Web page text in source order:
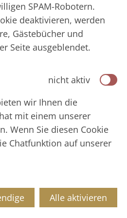
SPAM-Robotern.
deaktivieren, werden
Gästebücher und
Seite ausgeblendet.
nicht aktiv
wir Ihnen die
mit einem unserer
Wenn Sie diesen Cookie
Chatfunktion auf unserer
Alle aktivieren